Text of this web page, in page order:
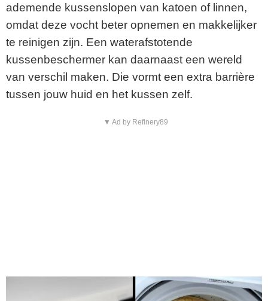
ademende kussenslopen van katoen of linnen,
omdat deze vocht beter opnemen en makkelijker
te reinigen zijn. Een waterafstotende
kussenbeschermer kan daarnaast een wereld
van verschil maken. Die vormt een extra barrière
tussen jouw huid en het kussen zelf.
▼ Ad by Refinery89